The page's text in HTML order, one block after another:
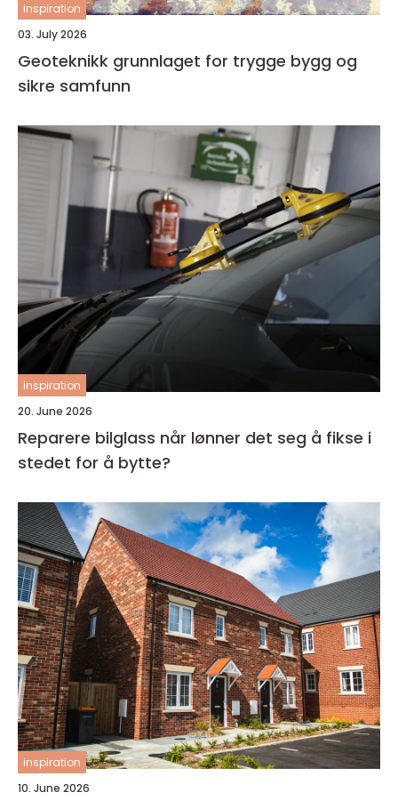
inspiration
03. July 2026
Geoteknikk grunnlaget for trygge bygg og
sikre samfunn
inspiration
20. June 2026
Reparere bilglass når lønner det seg å fikse i
stedet for å bytte?
inspiration
10. June 2026